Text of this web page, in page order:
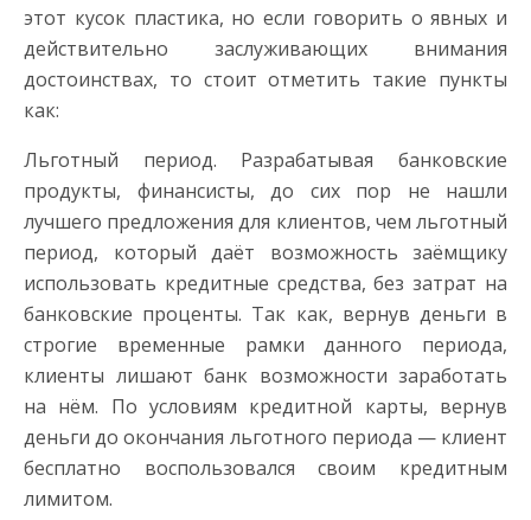
этот кусок пластика, но если говорить о явных и
действительно заслуживающих внимания
достоинствах, то стоит отметить такие пункты
как:
Льготный период. Разрабатывая банковские
продукты, финансисты, до сих пор не нашли
лучшего предложения для клиентов, чем льготный
период, который даёт возможность заёмщику
использовать кредитные средства, без затрат на
банковские проценты. Так как, вернув деньги в
строгие временные рамки данного периода,
клиенты лишают банк возможности заработать
на нём. По условиям кредитной карты, вернув
деньги до окончания льготного периода — клиент
бесплатно воспользовался своим кредитным
лимитом.